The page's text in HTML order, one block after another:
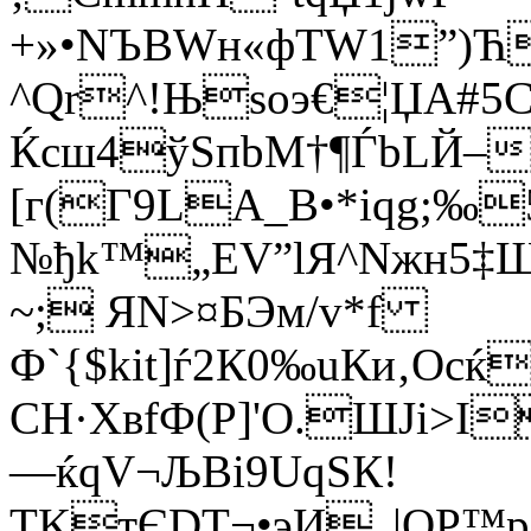
Ќcш4ўSпbM†¶ЃbLЙ–
~; ЯN>¤БЭм/v*f
—ќqV¬ЉBi9UqSК!